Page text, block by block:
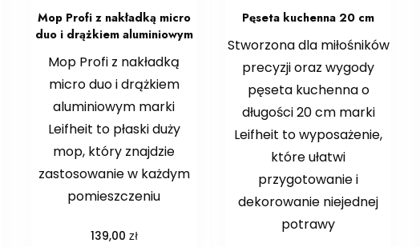
Mop Profi z nakładką micro
duo i drążkiem aluminiowym
Mop Profi z nakładką
micro duo i drążkiem
aluminiowym marki
Leifheit to płaski duży
mop, który znajdzie
zastosowanie w każdym
pomieszczeniu
139,00 zł
Pęseta kuchenna 20 cm
Stworzona dla miłośników
precyzji oraz wygody
pęseta kuchenna o
długości 20 cm marki
Leifheit to wyposażenie,
które ułatwi
przygotowanie i
dekorowanie niejednej
potrawy